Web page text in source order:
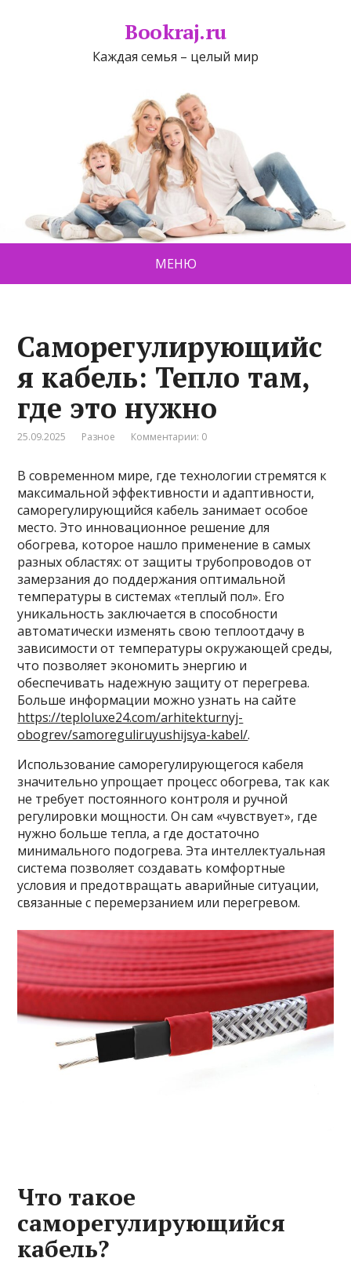
Bookraj.ru
Каждая семья – целый мир
МЕНЮ
Саморегулирующийс
я кабель: Тепло там,
где это нужно
25.09.2025 Разное Комментарии: 0
В современном мире, где технологии стремятся к
максимальной эффективности и адаптивности,
саморегулирующийся кабель занимает особое
место. Это инновационное решение для
обогрева, которое нашло применение в самых
разных областях: от защиты трубопроводов от
замерзания до поддержания оптимальной
температуры в системах «теплый пол». Его
уникальность заключается в способности
автоматически изменять свою теплоотдачу в
зависимости от температуры окружающей среды,
что позволяет экономить энергию и
обеспечивать надежную защиту от перегрева.
Больше информации можно узнать на сайте
https://teploluxe24.com/arhitekturnyj-
obogrev/samoreguliruyushijsya-kabel/.
Использование саморегулирующегося кабеля
значительно упрощает процесс обогрева, так как
не требует постоянного контроля и ручной
регулировки мощности. Он сам «чувствует», где
нужно больше тепла, а где достаточно
минимального подогрева. Эта интеллектуальная
система позволяет создавать комфортные
условия и предотвращать аварийные ситуации,
связанные с перемерзанием или перегревом.
Что такое
саморегулирующийся
кабель?